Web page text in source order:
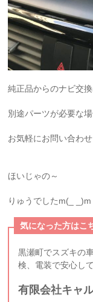
純正品からのナビ交換
別途パーツが必要な
お気軽にお問い合わ
ほいじゃの～
りゅうでしたm(_ _)m
気になった方はこ
黒瀬町でスズキの
検、電装で安心し
有限会社キャ